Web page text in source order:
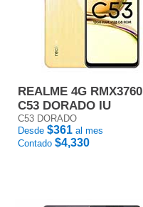
REALME 4G RMX3760
C53 DORADO IU
C53 DORADO
Desde $361 al mes
Contado $4,330